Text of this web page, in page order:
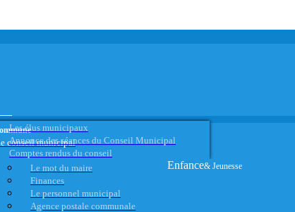
conseil municipal
Les élus municipaux
Annonce des séances du Conseil Municipal
Comptes rendus du conseil
Le mot du maire
Finances
Le personnel municipal
Agence postale communale
Enfance& Jeunesse